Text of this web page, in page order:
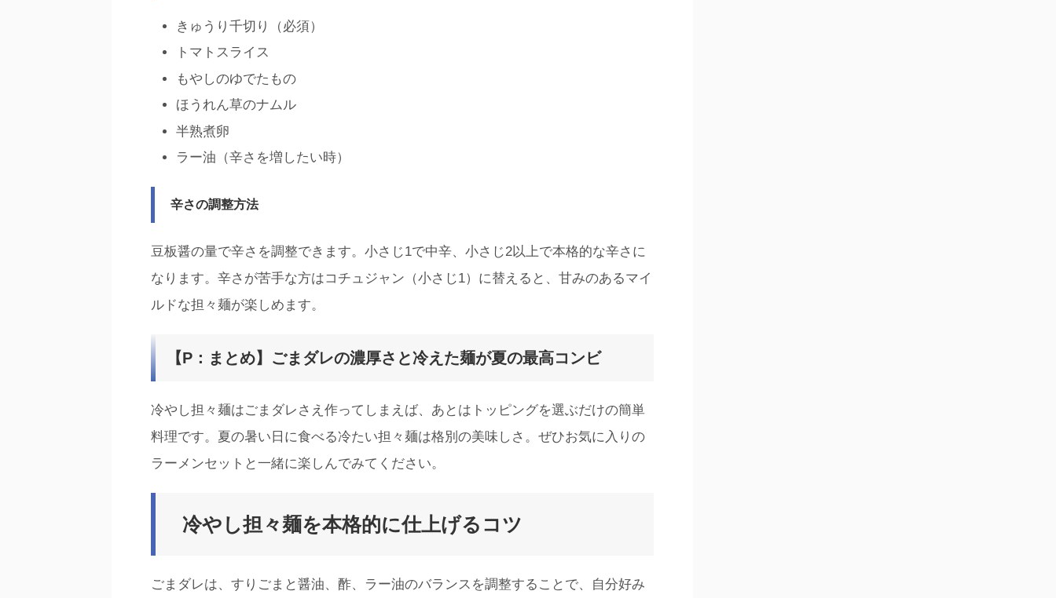
きゅうり千切り（必須）
トマトスライス
もやしのゆでたもの
ほうれん草のナムル
半熟煮卵
ラー油（辛さを増したい時）
辛さの調整方法
豆板醤の量で辛さを調整できます。小さじ1で中辛、小さじ2以上で本格的な辛さに
なります。辛さが苦手な方はコチュジャン（小さじ1）に替えると、甘みのあるマイ
ルドな担々麺が楽しめます。
【P：まとめ】ごまダレの濃厚さと冷えた麺が夏の最高コンビ
冷やし担々麺はごまダレさえ作ってしまえば、あとはトッピングを選ぶだけの簡単
料理です。夏の暑い日に食べる冷たい担々麺は格別の美味しさ。ぜひお気に入りの
ラーメンセットと一緒に楽しんでみてください。
冷やし担々麺を本格的に仕上げるコツ
ごまダレは、すりごまと醤油、酢、ラー油のバランスを調整することで、自分好み